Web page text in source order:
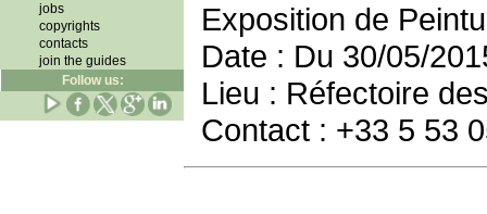
jobs
copyrights
contacts
join the guides
Follow us:
Exposition de
Date : Du 30/05/
Lieu : Réfectoire
Contact : +33 5 53